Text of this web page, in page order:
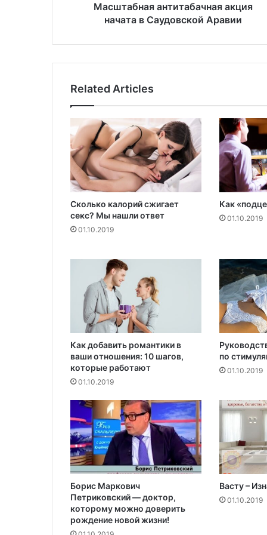
т
б
а
ч
а
я
к
ц
и
я
н
а
у
д
о
в
о
й
А
р
а
в
и
и
Масштабная антитабачная акция
начата в Саудовской Аравии
Related Articles
Сколько калорий сжигает
секс? Мы нашли ответ
01.10.2019
Как
01.10.2019
Как добавить романтики в
ваши отношения: 10 шагов,
которые работают
01.10.2019
по
01.10.2019
Борис Маркович
Петриковский — доктор,
которому можно доверить
рождение новой жизни!
Васту –
01.10.2019